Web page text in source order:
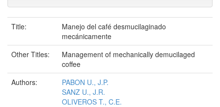
Title:
Manejo del café desmucilaginado
mecánicamente
Other Titles:
Management of mechanically demucilaged
coffee
Authors:
PABON U., J.P.
SANZ U., J.R.
OLIVEROS T., C.E.